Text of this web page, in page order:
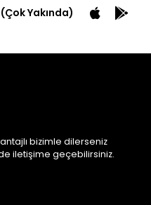
Yakında)
bizimle dilerseniz
iletişime geçebilirsiniz.